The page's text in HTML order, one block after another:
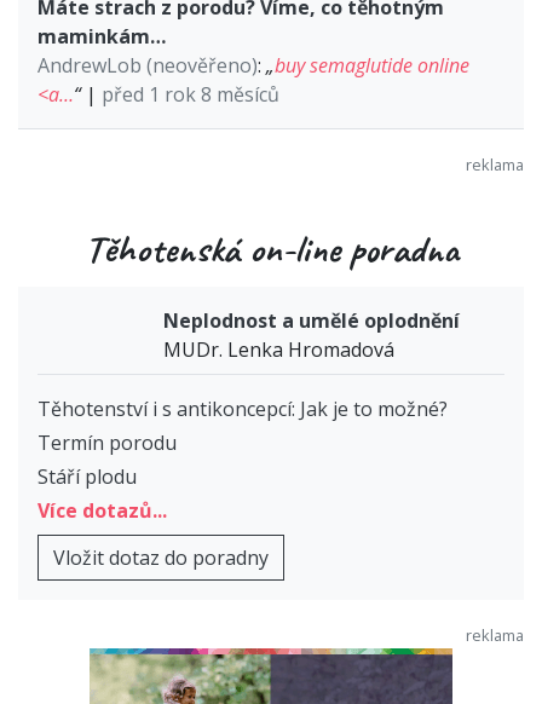
Máte strach z porodu? Víme, co těhotným
maminkám…
AndrewLob (neověřeno): „buy semaglutide online
<a…“| před 1 rok 8 měsíců
Těhotenská on-line poradna
Neplodnost a umělé oplodnění
MUDr. Lenka Hromadová
Těhotenství i s antikoncepcí: Jak je to možné?
Termín porodu
Stáří plodu
Více dotazů...
Vložit dotaz do poradny